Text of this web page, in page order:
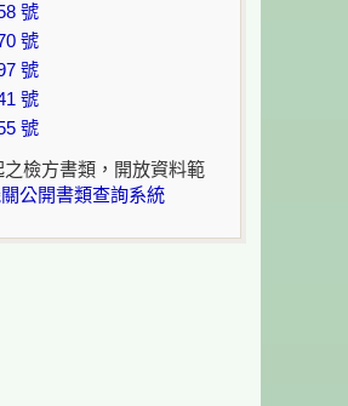
號
號
號
號
號
檢方書類，開放資料範
公開書類查詢系統